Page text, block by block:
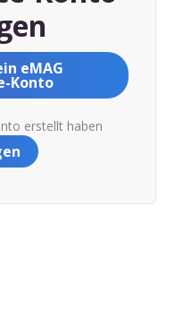
eMAG
Konto
erstellt haben